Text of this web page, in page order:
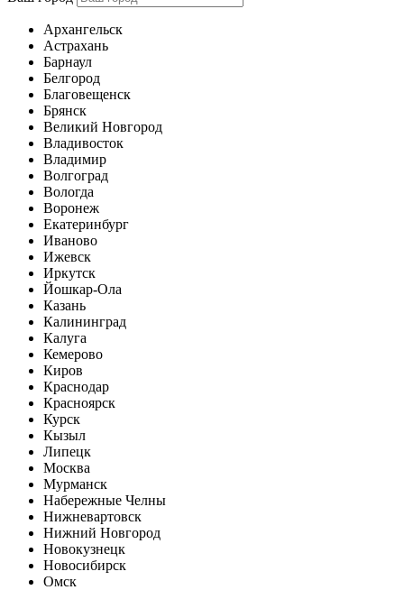
Архангельск
Астрахань
Барнаул
Белгород
Благовещенск
Брянск
Великий Новгород
Владивосток
Владимир
Волгоград
Вологда
Воронеж
Екатеринбург
Иваново
Ижевск
Иркутск
Йошкар-Ола
Казань
Калининград
Калуга
Кемерово
Киров
Краснодар
Красноярск
Курск
Кызыл
Липецк
Москва
Мурманск
Набережные Челны
Нижневартовск
Нижний Новгород
Новокузнецк
Новосибирск
Омск